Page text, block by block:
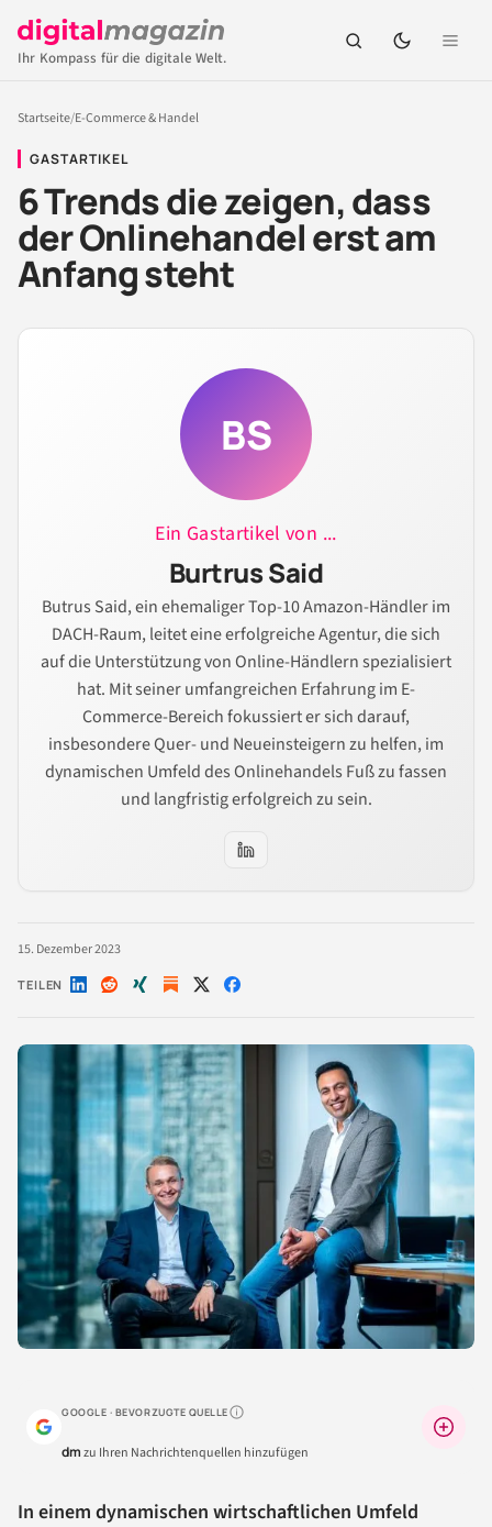
Ihr Kompass für die digitale Welt.
Startseite/E-Commerce & Handel
GASTARTIKEL
6 Trends die zeigen, dass
der Onlinehandel erst am
Anfang steht
BS
Ein Gastartikel von ...
Burtrus Said
Butrus Said, ein ehemaliger Top-10 Amazon-Händler im
DACH-Raum, leitet eine erfolgreiche Agentur, die sich
auf die Unterstützung von Online-Händlern spezialisiert
hat. Mit seiner umfangreichen Erfahrung im E-
Commerce-Bereich fokussiert er sich darauf,
insbesondere Quer- und Neueinsteigern zu helfen, im
dynamischen Umfeld des Onlinehandels Fuß zu fassen
und langfristig erfolgreich zu sein.
15. Dezember 2023
TEILEN Auf Auf Auf Auf Auf
GOOGLE · BEVORZUGTE QUELLEWarum lohnt sich das?
dmzu Ihren Nachrichtenquellen hinzufügen
In einem dynamischen wirtschaftlichen Umfeld